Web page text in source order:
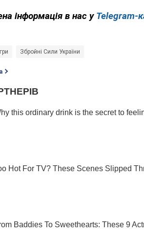
інформація в нас у Telegram-
Збройні Сили України